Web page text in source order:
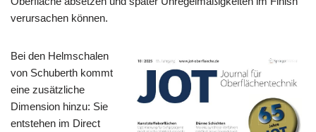
verursachen können.
Bei den Helmschalen
von Schuberth kommt
eine zusätzliche
Dimension hinzu: Sie
entstehen im Direct